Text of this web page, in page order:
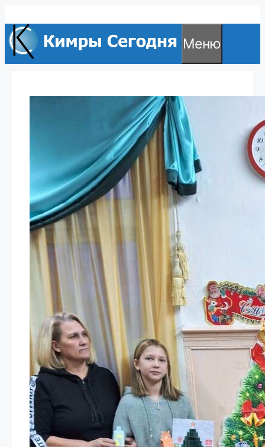
к
содержимому
Меню